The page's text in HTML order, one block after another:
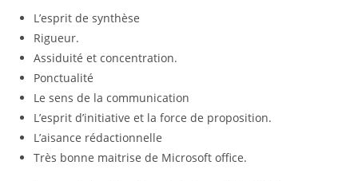
L’esprit de synthèse
Rigueur.
Assiduité et concentration.
Ponctualité
Le sens de la communication
L’esprit d’initiative et la force de proposition.
L’aisance rédactionnelle
Très bonne maitrise de Microsoft office.